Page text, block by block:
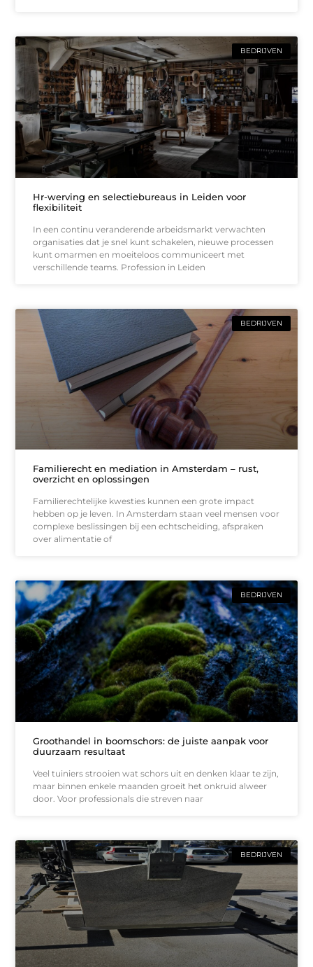
BEDRIJVEN
Hr-werving en selectiebureaus in Leiden voor
flexibiliteit
In een continu veranderende arbeidsmarkt verwachten
organisaties dat je snel kunt schakelen, nieuwe processen
kunt omarmen en moeiteloos communiceert met
verschillende teams. Profession in Leiden
BEDRIJVEN
Familierecht en mediation in Amsterdam – rust,
overzicht en oplossingen
Familierechtelijke kwesties kunnen een grote impact
hebben op je leven. In Amsterdam staan veel mensen voor
complexe beslissingen bij een echtscheiding, afspraken
over alimentatie of
BEDRIJVEN
Groothandel in boomschors: de juiste aanpak voor
duurzaam resultaat
Veel tuiniers strooien wat schors uit en denken klaar te zijn,
maar binnen enkele maanden groeit het onkruid alweer
door. Voor professionals die streven naar
BEDRIJVEN